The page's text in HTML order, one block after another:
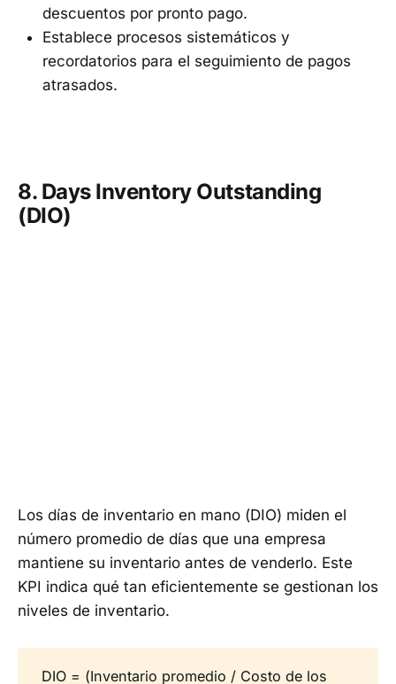
descuentos por pronto pago.
Establece procesos sistemáticos y
recordatorios para el seguimiento de pagos
atrasados.
8. Days Inventory Outstanding
(DIO)
Los días de inventario en mano (DIO) miden el
número promedio de días que una empresa
mantiene su inventario antes de venderlo. Este
KPI indica qué tan eficientemente se gestionan los
niveles de inventario.
DIO = (Inventario promedio / Costo de los